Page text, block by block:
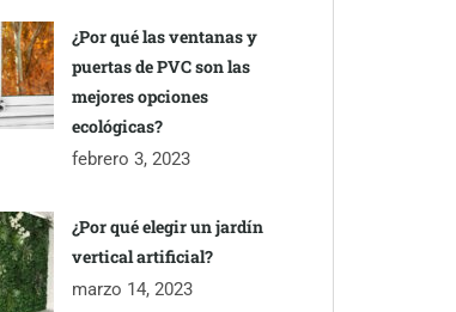
¿Por qué las ventanas y
puertas de PVC son las
mejores opciones
ecológicas?
febrero 3, 2023
¿Por qué elegir un jardín
vertical artificial?
marzo 14, 2023